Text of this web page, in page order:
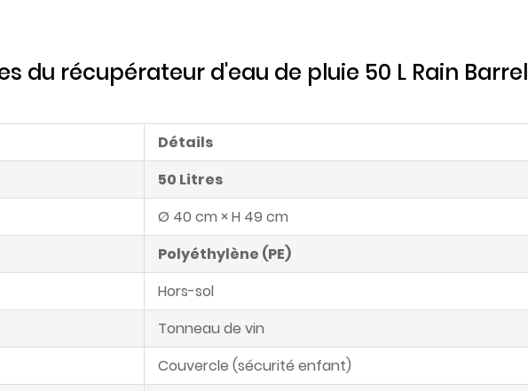
du récupérateur d'eau de pluie 50 L Rain Barrel
Détails
50 Litres
Ø 40 cm × H 49 cm
Polyéthylène (PE)
Hors-sol
Tonneau de vin
Couvercle (sécurité enfant)